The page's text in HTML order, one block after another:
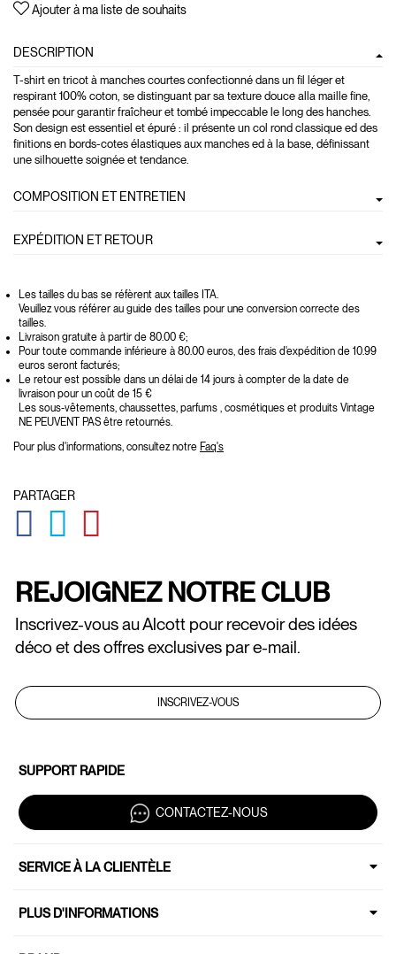
Ajouter à ma liste de souhaits
DESCRIPTION
T-shirt en tricot à manches courtes confectionné dans un fil léger et
respirant 100% coton, se distinguant par sa texture douce alla maille fine,
pensée pour garantir fraîcheur et tombé impeccable le long des hanches.
Son design est essentiel et épuré : il présente un col rond classique ed des
finitions en bords-cotes élastiques aux manches ed à la base, définissant
une silhouette soignée et tendance.
COMPOSITION ET ENTRETIEN
EXPÉDITION ET RETOUR
Les tailles du bas se réfèrent aux tailles ITA.
Veuillez vous référer au guide des tailles pour une conversion correcte des
tailles.
Livraison gratuite à partir de 80.00 €;
Pour toute commande inférieure à 80.00 euros, des frais d'expédition de 10.99
euros seront facturés;
Le retour est possible dans un délai de 14 jours à compter de la date de
livraison pour un coût de 15 €
Les sous-vêtements, chaussettes, parfums , cosmétiques et produits Vintage
NE PEUVENT PAS être retournés.
Pour plus d'informations, consultez notre Faq's
PARTAGER
GLOBAL.SOCIALSHARE.FACEBOOK
GLOBAL.SOCIALSHARE.TWITTER
REJOIGNEZ NOTRE CLUB
Inscrivez-vous au Alcott pour recevoir des idées
déco et des offres exclusives par e-mail.
INSCRIVEZ-VOUS
SUPPORT RAPIDE
CONTACTEZ-NOUS
SERVICE À LA CLIENTÈLE
PLUS D'INFORMATIONS